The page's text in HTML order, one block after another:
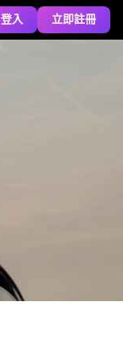
登入 立即註冊